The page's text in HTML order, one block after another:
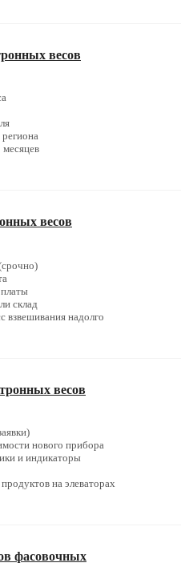
весов
месяцев
весов
склад
взвешивания надолго
весов
нового прибора
и индикаторы
на элеваторах
фасовочных